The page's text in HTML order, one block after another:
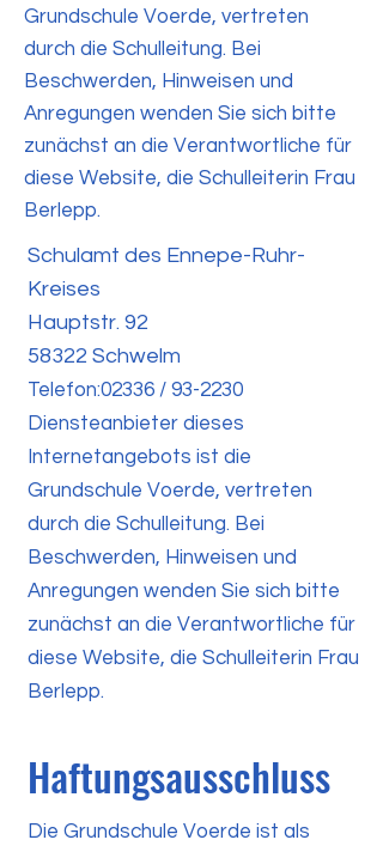
Grundschule Voerde, vertreten
durch die Schulleitung. Bei
Beschwerden, Hinweisen und
Anregungen wenden Sie sich bitte
zunächst an die Verantwortliche für
diese Website, die Schulleiterin Frau
Berlepp.
Schulamt des Ennepe-Ruhr-
Kreises
Hauptstr. 92
58322 Schwelm
Telefon:02336 / 93-2230
Diensteanbieter dieses
Internetangebots ist die
Grundschule Voerde, vertreten
durch die Schulleitung. Bei
Beschwerden, Hinweisen und
Anregungen wenden Sie sich bitte
zunächst an die Verantwortliche für
diese Website, die Schulleiterin Frau
Berlepp.
Haftungsausschluss
Die Grundschule Voerde ist als